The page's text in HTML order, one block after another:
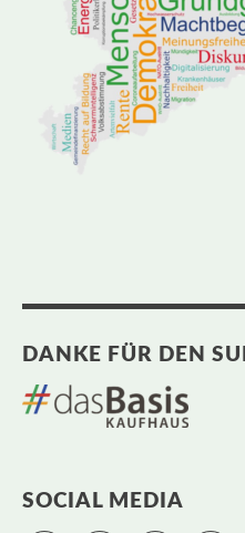
DANKE FÜR DEN
SOCIAL MEDIA